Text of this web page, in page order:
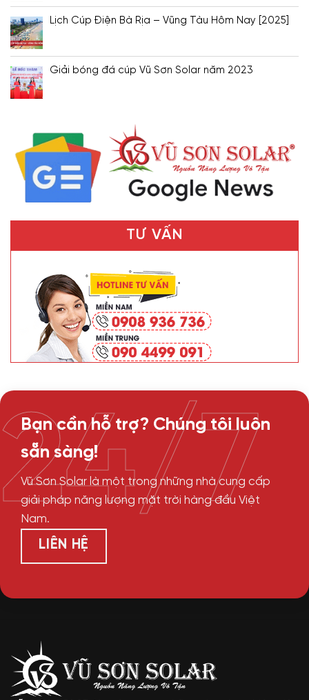
Lịch Cúp Điện Bà Rịa – Vũng Tàu Hôm Nay [2025]
Giải bóng đá cúp Vũ Sơn Solar năm 2023
TƯ VẤN
Bạn cần hỗ trợ? Chúng tôi luôn
sẵn sàng!
Vũ Sơn Solar là một trong những nhà cung cấp
giải pháp năng lượng mặt trời hàng đầu Việt
Nam.
LIÊN HỆ
24/7